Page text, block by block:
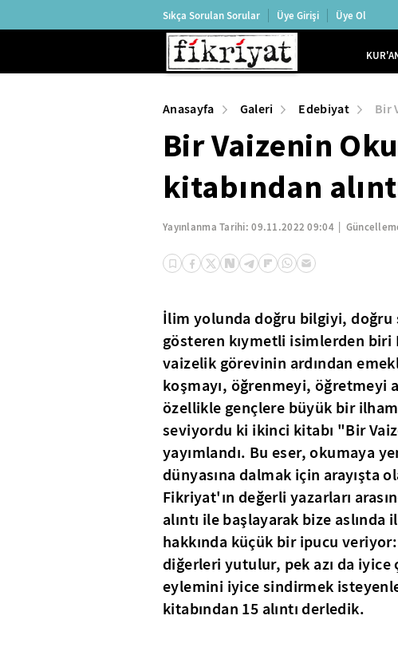
Sıkça Sorulan Sorular Üye Girişi Üye Ol
Anasayfa Galeri Edebiyat Bir
Bir Vaizenin
kitabından
Yayınlanma Tarihi:09.11.2022 09:04
İlim yolunda doğru bilgiyi, doğru
gösteren kıymetli isimlerden biri
vaizelik görevinin ardından
koşmayı, öğrenmeyi, öğretmeyi
özellikle gençlere büyük bir
seviyordu ki ikinci kitabı "Bir
yayımlandı. Bu eser, okumaya
dünyasına dalmak için arayışta
Fikriyat'ın değerli yazarları
alıntı ile başlayarak bize
hakkında küçük bir ipucu
diğerleri yutulur, pek azı da
eylemini iyice sindirmek
kitabından 15 alıntı derledik.